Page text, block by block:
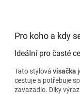
Pro koho a kdy
Ideální pro časté
Tato stylová visačka
cestuje a potřebuje
zavazadlo. Díky